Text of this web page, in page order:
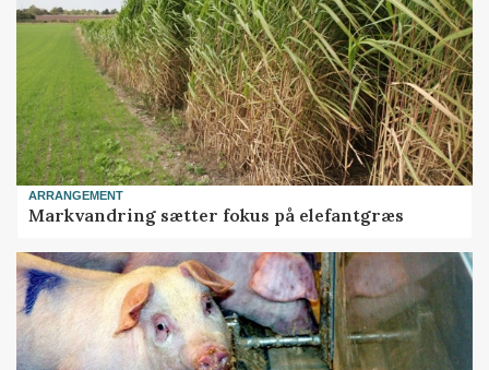
ARRANGEMENT
Markvandring sætter fokus på elefantgræs